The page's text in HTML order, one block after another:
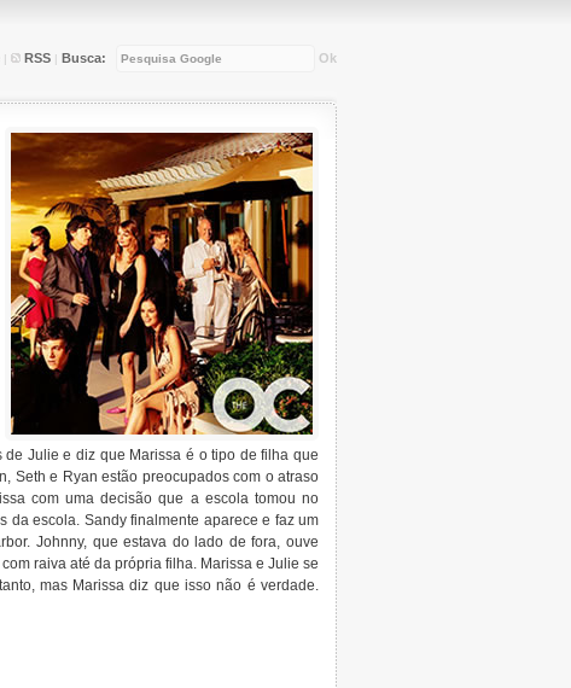
| RSS | Busca: Ok
de Julie e diz que Marissa é o tipo de filha que
Seth e Ryan estão preocupados com o atraso
com uma decisão que a escola tomou no
da escola. Sandy finalmente aparece e faz um
Johnny, que estava do lado de fora, ouve
raiva até da própria filha. Marissa e Julie se
mas Marissa diz que isso não é verdade.